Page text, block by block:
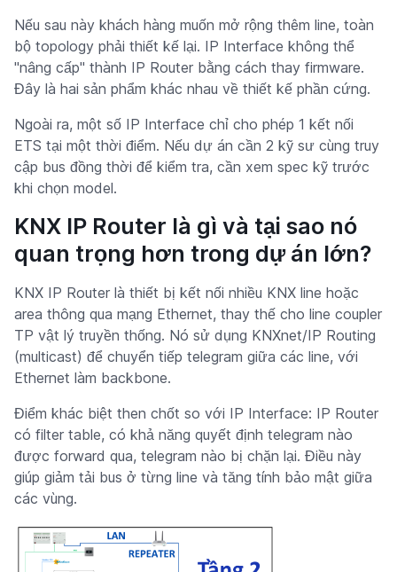
Nếu sau này khách hàng muốn mở rộng thêm line, toàn
bộ topology phải thiết kế lại. IP Interface không thể
"nâng cấp" thành IP Router bằng cách thay firmware.
Đây là hai sản phẩm khác nhau về thiết kế phần cứng.
Ngoài ra, một số IP Interface chỉ cho phép 1 kết nối
ETS tại một thời điểm. Nếu dự án cần 2 kỹ sư cùng truy
cập bus đồng thời để kiểm tra, cần xem spec kỹ trước
khi chọn model.
KNX IP Router là gì và tại sao nó
quan trọng hơn trong dự án lớn?
KNX IP Router là thiết bị kết nối nhiều KNX line hoặc
area thông qua mạng Ethernet, thay thế cho line coupler
TP vật lý truyền thống. Nó sử dụng KNXnet/IP Routing
(multicast) để chuyển tiếp telegram giữa các line, với
Ethernet làm backbone.
Điểm khác biệt then chốt so với IP Interface: IP Router
có filter table, có khả năng quyết định telegram nào
được forward qua, telegram nào bị chặn lại. Điều này
giúp giảm tải bus ở từng line và tăng tính bảo mật giữa
các vùng.